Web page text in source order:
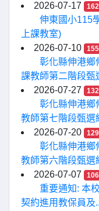
2026-07-17
162
伸東國小115
上課教室)
2026-07-10
155
彰化縣伸港鄉
課教師第二階段甄
2026-07-27
132
彰化縣伸港鄉
教師第七階段甄選
2026-07-20
129
彰化縣伸港鄉
教師第六階段甄選
2026-07-07
106
重要通知: 本
契約進用教保員及